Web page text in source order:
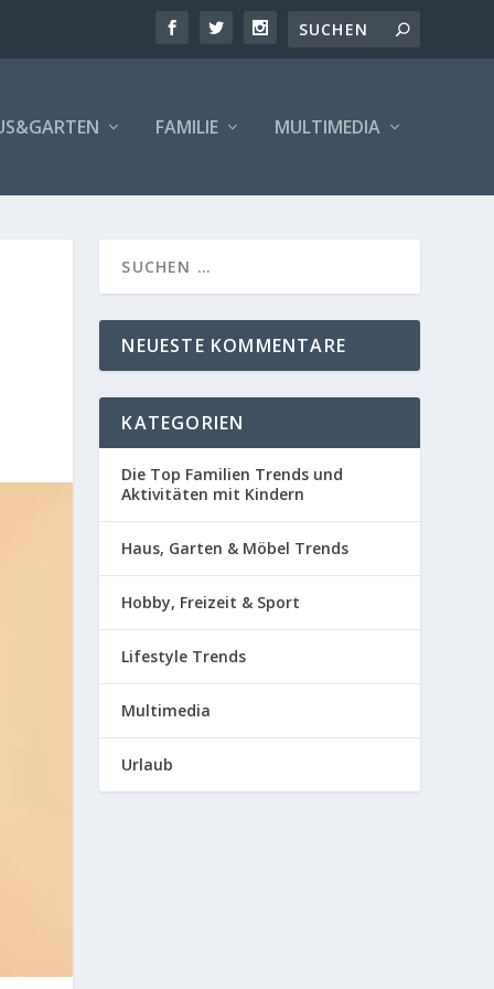
FAMILIE MULTIMEDIA
NEUESTE KOMMENTARE
KATEGORIEN
Die Top Familien Trends und
Aktivitäten mit Kindern
Haus, Garten & Möbel Trends
Hobby, Freizeit & Sport
Lifestyle Trends
Multimedia
Urlaub